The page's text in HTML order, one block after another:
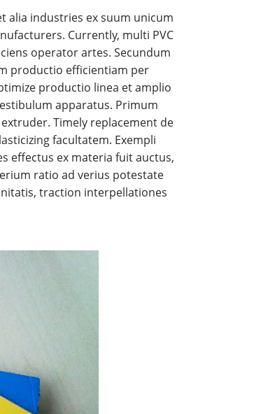
alia industries ex suum unicum
Currently, multi PVC
operator artes. Secundum
productio efficientiam per
productio linea et amplio
apparatus. Primum
Timely replacement de
facultatem. Exempli
effectus ex materia fuit auctus,
ratio ad verius potestate
traction interpellationes